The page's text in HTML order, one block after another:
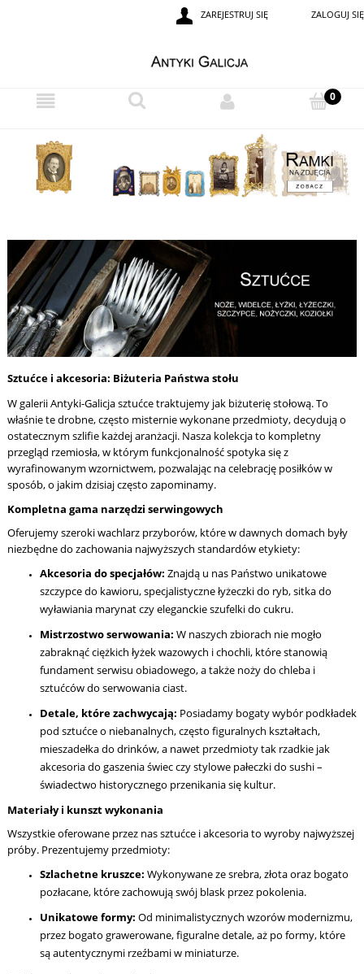
ZAREJESTRUJ SIĘ ZALOGUJ SIĘ
Sztućce i akcesoria: Biżuteria Państwa stołu
W galerii Antyki-Galicja sztućce traktujemy jak biżuterię stołową. To
właśnie te drobne, często misternie wykonane przedmioty, decydują o
ostatecznym szlifie każdej aranżacji. Nasza kolekcja to kompletny
przegląd rzemiosła, w którym funkcjonalność spotyka się z
wyrafinowanym wzornictwem, pozwalając na celebrację posiłków w
sposób, o jakim dzisiaj często zapominamy.
Kompletna gama narzędzi serwingowych
Oferujemy szeroki wachlarz przyborów, które w dawnych domach były
niezbędne do zachowania najwyższych standardów etykiety:
Akcesoria do specjałów: Znajdą u nas Państwo unikatowe
szczypce do kawioru, specjalistyczne łyżeczki do ryb, sitka do
wyławiania marynat czy eleganckie szufelki do cukru.
Mistrzostwo serwowania: W naszych zbiorach nie mogło
zabraknąć ciężkich łyżek wazowych i chochli, które stanowią
fundament serwisu obiadowego, a także noży do chleba i
sztućców do serwowania ciast.
Detale, które zachwycają: Posiadamy bogaty wybór podkładek
pod sztućce o niebanalnych, często figuralnych kształtach,
mieszadełka do drinków, a nawet przedmioty tak rzadkie jak
akcesoria do gaszenia świec czy stylowe pałeczki do sushi –
świadectwo historycznego przenikania się kultur.
Materiały i kunszt wykonania
Wszystkie oferowane przez nas sztućce i akcesoria to wyroby najwyższej
próby. Prezentujemy przedmioty:
Szlachetne kruszce: Wykonywane ze srebra, złota oraz bogato
pozłacane, które zachowują swój blask przez pokolenia.
Unikatowe formy: Od minimalistycznych wzorów modernizmu,
przez bogato grawerowane, figuralne detale, aż po formy, które
są autentycznymi rzeźbami w miniaturze.